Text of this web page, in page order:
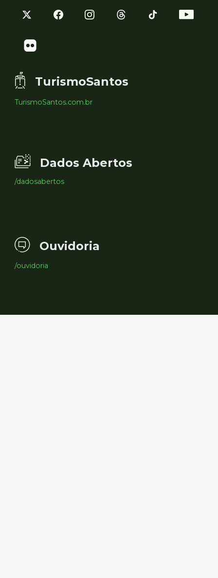
TurismoSantos
TurismoSantos.com.br
Dados Abertos
/dadosabertos
Ouvidoria
/ouvidoria